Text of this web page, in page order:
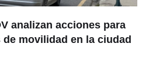
analizan acciones para
movilidad en la ciudad